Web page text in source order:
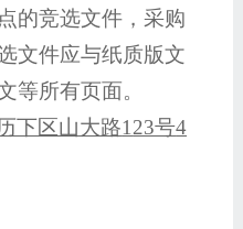
的竞选文件，采购
文件应与纸质版文
等所有页面。
下区山大路1 23号4